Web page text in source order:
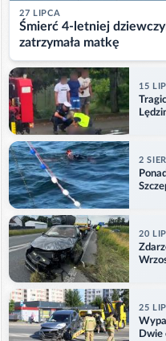
27 LIPCA
Śmierć 4-letniej
zatrzymała matkę
15
2
20
25
Dwie